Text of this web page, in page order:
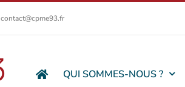
contact@cpme93.fr
QUI SOMMES-NOUS ?